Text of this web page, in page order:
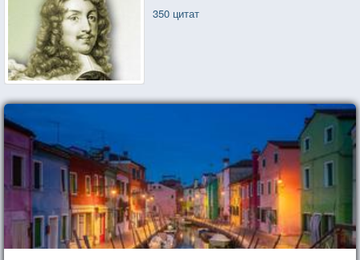
350 цитат